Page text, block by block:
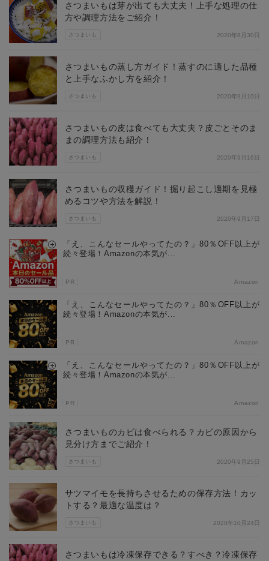
さつまいも
さつまいもは芽が出ても大丈夫！上手な処理の仕
方や調理方法をご紹介！
2020年8月30日
さつまいも
さつまいもの蒸し方ガイド！蒸すのに適した品種
と上手なふかし方を紹介！
2020年9月10日
さつまいも
さつまいもの皮は食べても大丈夫？皮ごとそのま
まの調理方法も紹介！
2020年9月16日
さつまいも
さつまいもの収穫ガイド！掘り起こし適期を見極
めるコツや方法を解説！
2020年9月17日
「え、こんなセールやってたの？」80％OFF以上が
続々登場！Amazonの本気が...
PR Amazon
「え、こんなセールやってたの？」80％OFF以上が
続々登場！Amazonの本気が...
PR Amazon
「え、こんなセールやってたの？」80％OFF以上が
続々登場！Amazonの本気が...
PR Amazon
さつまいも
さつまいものカビは食べられる？カビの原因から
見分け方までご紹介！
2020年9月25日
さつまいも
サツマイモを長持ちさせるための保存方法！カッ
トする？最適な温度は？
2020年10月24日
さつまいもは冷凍保存できる？すべき？冷凍保存